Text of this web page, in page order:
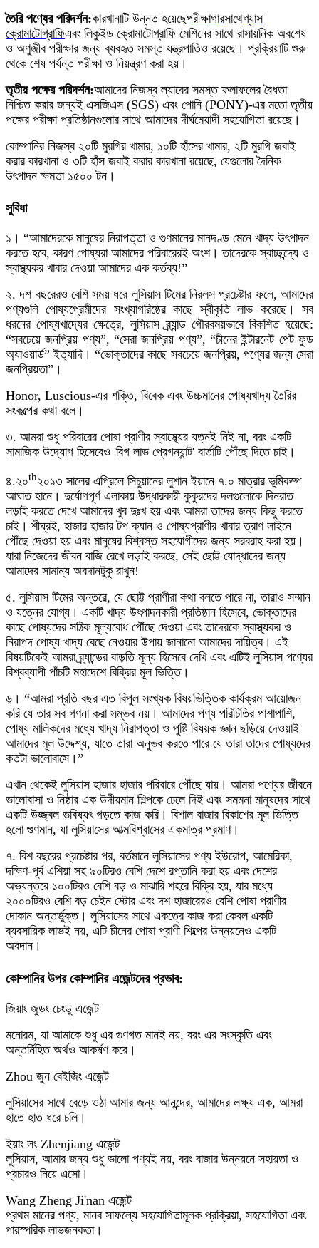
তৈরি পণ্যের পরিদর্শন:কারখানাটি উন্নত হয়েছেপরীক্ষাগারসাথেগ্যাস
ক্রোমাটোগ্রাফিএবং লিকুইড ক্রোমাটোগ্রাফি মেশিনের সাথে রাসায়নিক অবশেষ
ও অণুজীব পরীক্ষার জন্য ব্যবহৃত সমস্ত যন্ত্রপাতিও রয়েছে। প্রক্রিয়াটি শুরু
থেকে শেষ পর্যন্ত পরীক্ষা ও নিয়ন্ত্রণ করা হয়।
তৃতীয় পক্ষের পরিদর্শন:আমাদের নিজস্ব ল্যাবের সমস্ত ফলাফলের বৈধতা
নিশ্চিত করার জন্যই এসজিএস (SGS) এবং পোনি (PONY)-এর মতো তৃতীয়
পক্ষের পরীক্ষা প্রতিষ্ঠানগুলোর সাথে আমাদের দীর্ঘমেয়াদী সহযোগিতা রয়েছে।
কোম্পানির নিজস্ব ২০টি মুরগির খামার, ১০টি হাঁসের খামার, ২টি মুরগি জবাই
করার কারখানা ও ৩টি হাঁস জবাই করার কারখানা রয়েছে, যেগুলোর দৈনিক
উৎপাদন ক্ষমতা ১৫০০ টন।
সুবিধা
১। “আমাদেরকে মানুষের নিরাপত্তা ও গুণমানের মানদণ্ড মেনে খাদ্য উৎপাদন
করতে হবে, কারণ পোষ্যরা আমাদের পরিবারেরই অংশ। তাদেরকে স্বাচ্ছন্দ্যে ও
স্বাস্থ্যকর খাবার দেওয়া আমাদের এক কর্তব্য!”
২. দশ বছরেরও বেশি সময় ধরে লুসিয়াস টিমের নিরলস প্রচেষ্টার ফলে, আমাদের
পণ্যগুলি পোষ্যপ্রেমীদের সংখ্যাগরিষ্ঠের কাছে স্বীকৃতি লাভ করেছে। সব
ধরনের পোষ্যখাদ্যের ক্ষেত্রে, লুসিয়াস ব্র্যান্ড গৌরবময়ভাবে বিকশিত হয়েছে:
“সবচেয়ে জনপ্রিয় পণ্য”, “সেরা জনপ্রিয় পণ্য”, “চীনের ইন্টারনেট পেট ফুড
অ্যাওয়ার্ড” ইত্যাদি। “ভোক্তাদের কাছে সবচেয়ে জনপ্রিয়, পণ্যের জন্য সেরা
জনপ্রিয়তা”।
Honor, Luscious-এর শক্তি, বিবেক এবং উচ্চমানের পোষ্যখাদ্য তৈরির
সংকল্পের কথা বলে।
৩. আমরা শুধু পরিবারের পোষা প্রাণীর স্বাস্থ্যের যত্নই নিই না, বরং একটি
সামাজিক উদ্যোগ হিসেবেও 'বিগ লাভ প্রেগন্যান্ট' বার্তাটি পৌঁছে দিতে চাই।
৪.২০th২০১৩ সালের এপ্রিলে সিচুয়ানের লুশান ইয়ানে ৭.০ মাত্রার ভূমিকম্প
আঘাত হানে। দুর্যোগপূর্ণ এলাকায় উদ্ধারকারী কুকুরদের দলগুলোকে দিনরাত
লড়াই করতে দেখে আমাদের খুব দুঃখ হয় এবং আমরা তাদের জন্য কিছু করতে
চাই। শীঘ্রই, হাজার হাজার টপ ক্যান ও পোষ্যপ্রাণীর খাবার ত্রাণ লাইনে
পৌঁছে দেওয়া হয় এবং মানুষের বিশ্বস্ত সহযোগীদের জন্য সরবরাহ করা হয়।
যারা নিজেদের জীবন বাজি রেখে লড়াই করছে, সেই ছোট্ট যোদ্ধাদের জন্য
আমাদের সামান্য অবদানটুকু রাখুন!
৫. লুসিয়াস টিমের অন্তরে, যে ছোট্ট প্রাণীরা কথা বলতে পারে না, তারাও সম্মান
ও যত্নের যোগ্য। একটি খাদ্য উৎপাদনকারী প্রতিষ্ঠান হিসেবে, ভোক্তাদের
কাছে পোষ্যদের সঠিক মূল্যবোধ পৌঁছে দেওয়া এবং তাদেরকে স্বাস্থ্যকর ও
নিরাপদ পোষ্য খাদ্য বেছে নেওয়ার উপায় জানানো আমাদের দায়িত্ব। এই
বিষয়টিকেই আমরা ব্র্যান্ডের বাড়তি মূল্য হিসেবে দেখি এবং এটিই লুসিয়াস পণ্যের
বিশ্বব্যাপী পাঁচটি মহাদেশে বিক্রির মূল ভিত্তি।
৬। “আমরা প্রতি বছর এত বিপুল সংখ্যক বিষয়ভিত্তিক কার্যক্রম আয়োজন
করি যে তার সব গণনা করা সম্ভব নয়। আমাদের পণ্য পরিচিতির পাশাপাশি,
পোষ্য মালিকদের মধ্যে খাদ্য নিরাপত্তা ও পুষ্টি বিষয়ক জ্ঞান ছড়িয়ে দেওয়াই
আমাদের মূল উদ্দেশ্য, যাতে তারা অনুভব করতে পারে যে তারা তাদের পোষ্যদের
কতটা ভালোবাসে।”
এখান থেকেই লুসিয়াস হাজার হাজার পরিবারে পৌঁছে যায়। আমরা পণ্যের জীবনে
ভালোবাসা ও নিষ্ঠার এক উদীয়মান শিল্পকে ঢেলে দিই এবং সমমনা মানুষদের সাথে
একটি উজ্জ্বল ভবিষ্যৎ গড়তে কাজ করি। বিশাল বাজার বিকাশের মূল ভিত্তি
হলো গুণমান, যা লুসিয়াসের আত্মবিশ্বাসের একমাত্র প্রমাণ।
৭. বিশ বছরের প্রচেষ্টার পর, বর্তমানে লুসিয়াসের পণ্য ইউরোপ, আমেরিকা,
দক্ষিণ-পূর্ব এশিয়া সহ ৯০টিরও বেশি দেশে রপ্তানি করা হয় এবং দেশের
অভ্যন্তরে ১০০টিরও বেশি বড় ও মাঝারি শহরে বিক্রি হয়, যার মধ্যে
২০০০টিরও বেশি বড় চেইন স্টোর এবং দশ হাজারেরও বেশি পোষা প্রাণীর
দোকান অন্তর্ভুক্ত। লুসিয়াসের সাথে একত্রে কাজ করা কেবল একটি
ব্যবসায়িক লাভই নয়, এটি চীনের পোষা প্রাণী শিল্পের উন্নয়নেও একটি
অবদান।
কোম্পানির উপর কোম্পানির এজেন্টদের প্রভাব:
জিয়াং জুডং চেংডু এজেন্ট
মনোরম, যা আমাকে শুধু এর গুণগত মানই নয়, বরং এর সংস্কৃতি এবং
অন্তর্নিহিত অর্থও আকর্ষণ করে।
Zhou জুন বেইজিং এজেন্ট
লুসিয়াসের সাথে বেড়ে ওঠা আমার জন্য আনন্দের, আমাদের লক্ষ্য এক, আমরা
হাতে হাত ধরে চলি।
ইয়াং লং Zhenjiang এজেন্ট
লুসিয়াস, আমার জন্য শুধু ভালো পণ্যই নয়, বরং বাজার উন্নয়নে সহায়তা ও
প্রচারও নিয়ে এসো।
Wang Zheng Ji'nan এজেন্ট
প্রথম মানের পণ্য, মানব সাফল্যে সহযোগিতামূলক প্রক্রিয়া, সহযোগিতা এবং
পারস্পরিক লাভজনকতা।